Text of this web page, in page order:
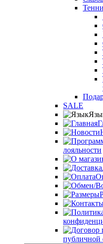
SALE
лояльности
публичной